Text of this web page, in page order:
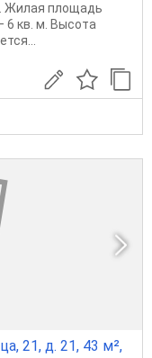
Жилая площадь
6 кв. м. Высота
21, д. 21, 43 м²,